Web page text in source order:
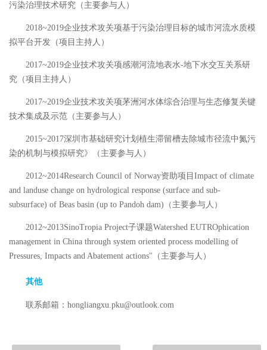
污染治理技术研究（主要参与人）
2018~2019企业技术攻关项基于污染治理目标的城市河流水质模
拟平台开发 （项目主持人）
2017~2019企业技术攻关项感潮河流地表水-地下水交互关系研
究（项目主持人）
2017~2019企业技术攻关项茅洲河水体综合治理与生态修复关键
技术集成及示范 （主要参与人）
2015~2017深圳市基础研究计划 植生滞留槽去除城市径流中氮污
染的机制与模拟研究》（主要参与人）
2012~2014Research Council of Norway资助项目 Impact of climate
and landuse change on hydrological response (surface and sub-
subsurface) of Beas basin (up to Pandoh dam) （主要参与人）
2012~2013SinoTropia Project子课题Watershed EUTROphication
management in China through system oriented process modelling of
Pressures, Impacts and Abatement actions" （主要参与人）
其他
联系邮箱： hongliangxu.pku@outlook.com